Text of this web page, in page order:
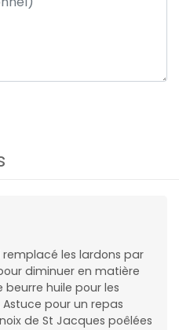
remplacé les lardons par
diminuer en matière
beurre huile pour les
Astuce pour un repas
de St Jacques poêlées